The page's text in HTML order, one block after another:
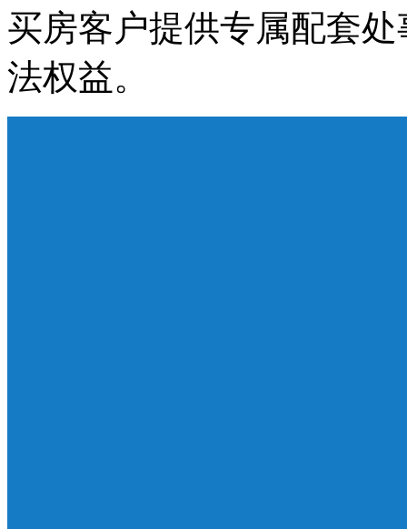
买房客户提供专属配套
法权益。